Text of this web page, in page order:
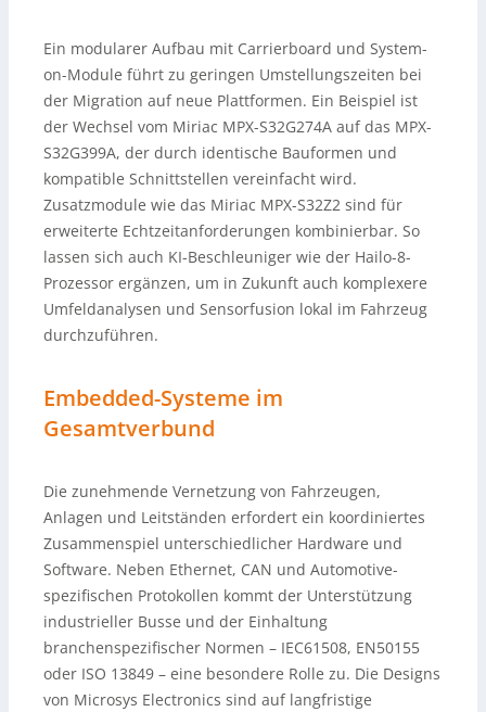
Ein modularer Aufbau mit Carrierboard und System-
on-Module führt zu geringen Umstellungszeiten bei
der Migration auf neue Plattformen. Ein Beispiel ist
der Wechsel vom Miriac MPX-S32G274A auf das MPX-
S32G399A, der durch identische Bauformen und
kompatible Schnittstellen vereinfacht wird.
Zusatzmodule wie das Miriac MPX-S32Z2 sind für
erweiterte Echtzeitanforderungen kombinierbar. So
lassen sich auch KI-Beschleuniger wie der Hailo-8-
Prozessor ergänzen, um in Zukunft auch komplexere
Umfeldanalysen und Sensorfusion lokal im Fahrzeug
durchzuführen.
Embedded-Systeme im
Gesamtverbund
Die zunehmende Vernetzung von Fahrzeugen,
Anlagen und Leitständen erfordert ein koordiniertes
Zusammenspiel unterschiedlicher Hardware und
Software. Neben Ethernet, CAN und Automotive-
spezifischen Protokollen kommt der Unterstützung
industrieller Busse und der Einhaltung
branchenspezifischer Normen – IEC61508, EN50155
oder ISO 13849 – eine besondere Rolle zu. Die Designs
von Microsys Electronics sind auf langfristige